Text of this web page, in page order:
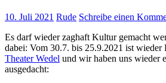
10. Juli 2021 Rude Schreibe einen
Es darf wieder zaghaft Kultur gemacht
dabei: Vom 30.7. bis 25.9.2021 ist wieder
Theater Wedel und wir haben uns wieder
ausgedacht: